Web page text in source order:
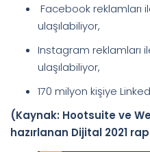
Facebook reklamları
ulaşılabiliyor,
Instagram reklamları
ulaşılabiliyor,
170 milyon kişiye
(Kaynak: Hootsuite ve
hazırlanan Dijital 2021